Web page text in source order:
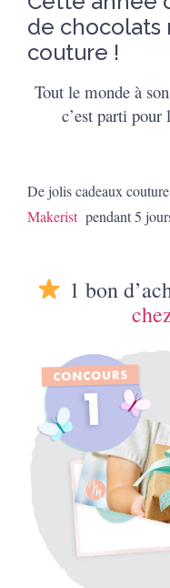
de chocolats
couture !
Tout le monde à
c’est parti pour
De jolis cadeaux
Makerist pendant 5
1 bon